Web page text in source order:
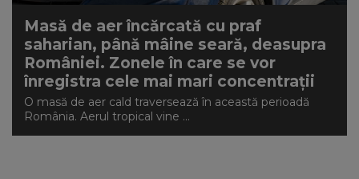
Masă de aer încărcată cu praf
saharian, până mâine seară, deasupra
României. Zonele în care se vor
înregistra cele mai mari concentrații
O masă de aer cald traversează în această perioadă
România. Aerul tropical vine ...